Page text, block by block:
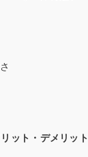
ット・デメリット